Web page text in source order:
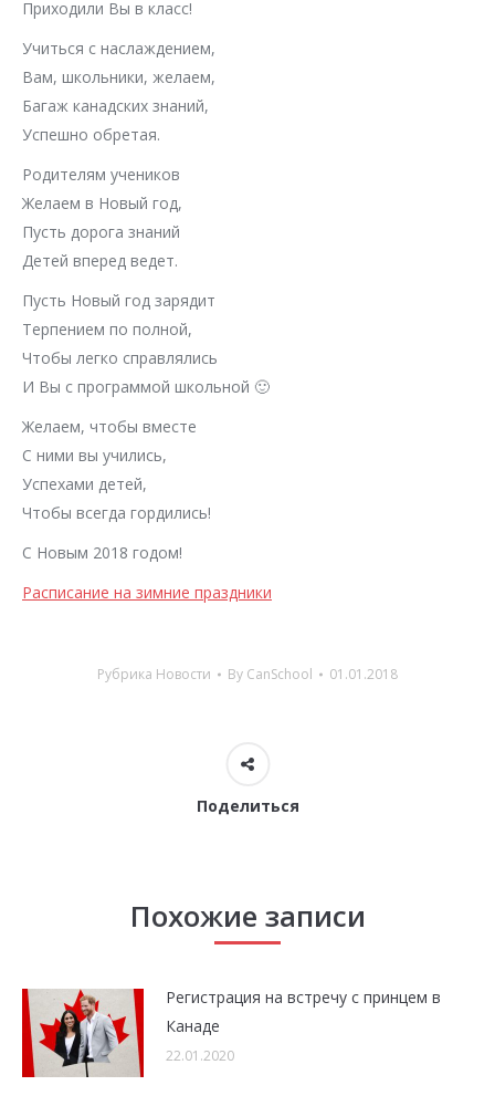
Приходили Вы в класс!
Учиться с наслаждением,
Вам, школьники, желаем,
Багаж канадских знаний,
Успешно обретая.
Родителям учеников
Желаем в Новый год,
Пусть дорога знаний
Детей вперед ведет.
Пусть Новый год зарядит
Терпением по полной,
Чтобы легко справлялись
И Вы с программой школьной 🙂
Желаем, чтобы вместе
С ними вы учились,
Успехами детей,
Чтобы всегда гордились!
С Новым 2018 годом!
Расписание на зимние праздники
Рубрика Новости By CanSchool 01.01.2018
Поделиться
Похожие записи
Регистрация на встречу с принцем в
Канаде
22.01.2020